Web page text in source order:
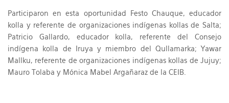
Participaron en esta oportunidad Festo Chauque, educador
kolla y referente de organizaciones indígenas kollas de Salta;
Patricio Gallardo, educador kolla, referente del Consejo
indígena kolla de Iruya y miembro del Qullamarka; Yawar
Mallku, referente de organizaciones indígenas kollas de Jujuy;
Mauro Tolaba y Mónica Mabel Argañaraz de la CEIB.